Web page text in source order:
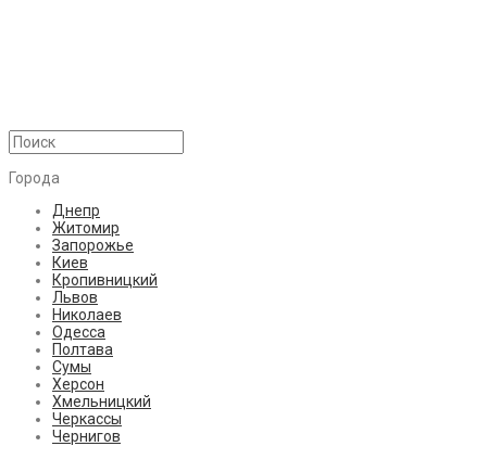
Города
Днепр
Житомир
Запорожье
Киев
Кропивницкий
Львов
Николаев
Одесса
Полтава
Сумы
Херсон
Хмельницкий
Черкассы
Чернигов